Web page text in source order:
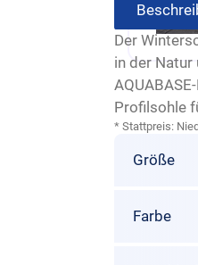
Der
in der
Profilsohle
* Stattpreis:
Größe
Farbe